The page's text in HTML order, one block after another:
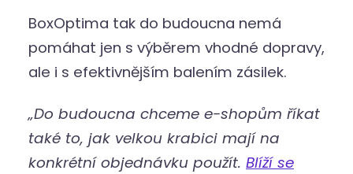
BoxOptima tak do budoucna nemá
pomáhat jen s výběrem vhodné dopravy,
ale i s efektivnějším balením zásilek.
„Do budoucna chceme e-shopům říkat
také to, jak velkou krabici mají na
konkrétní objednávku použít. Blíží se